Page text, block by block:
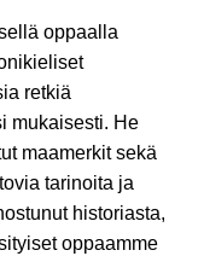
oppaalla
retkiä
mukaisesti. He
maamerkit sekä
tarinoita ja
historiasta,
oppaamme